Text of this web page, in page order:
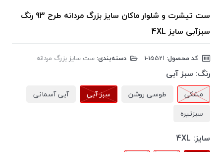
ست تیشرت و شلوار ماکان سایز بزرگ مردانه طرح 93 رنگ
سبزآبی سایز 4XL
کد محصول: دسته‌بندی: ست سایز بزرگ مردانه
رنگ: سبز آبی
مشکی طوسی روشن سبز آبی
آبی آسمانی
سبزتیره
سایز: 4XL